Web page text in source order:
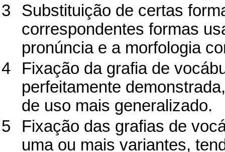
3
Substituição de certas
correspondentes formas
pronúncia e a morfologia
4
Fixação da grafia de
perfeitamente
de uso mais generalizado.
5
Fixação das grafias de
uma ou mais variantes,